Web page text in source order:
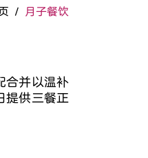
/ 月子餐饮
合并以温补
提供三餐正